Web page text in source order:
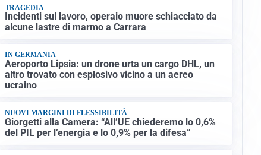
TRAGEDIA
Incidenti sul lavoro, operaio muore schiacciato da
alcune lastre di marmo a Carrara
IN GERMANIA
Aeroporto Lipsia: un drone urta un cargo DHL, un
altro trovato con esplosivo vicino a un aereo
ucraino
NUOVI MARGINI DI FLESSIBILITÀ
Giorgetti alla Camera: “All’UE chiederemo lo 0,6%
del PIL per l’energia e lo 0,9% per la difesa”